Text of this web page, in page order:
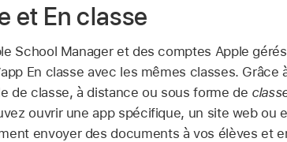
et En classe
School Manager et des comptes Apple
En classe avec les mêmes classes.
de classe, à distance ou sous forme de
ouvrir une app spécifique, un site web ou
envoyer des documents à vos élèves et